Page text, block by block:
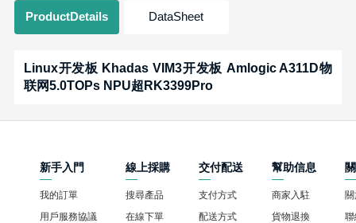
ProductDetails DataSheet
Linux开发板 Khadas VIM3开发板 Amlogic A311D物
联网5.0TOPs NPU超RK3399Pro
新手入門
我的訂單
用戶服務協議
線上採購
搜尋產品
在線下單
交付配送
支付方式
配送方式
幫助信息
商家入駐
貨物退換